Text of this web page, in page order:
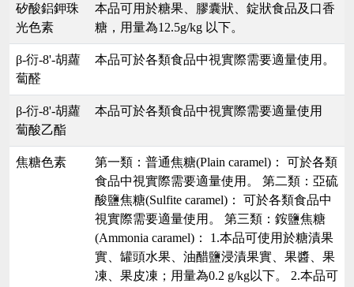
矽酸鋁鉀珠
光色素
本品可用於糖果、膠囊狀、錠狀食品及口香
糖，用量為12.5g/kg 以下。
β-衍-8'-胡蘿
蔔醛
本品可於各類食品中視實際需要適量使用。
β-衍-8'-胡蘿
蔔酸乙酯
本品可於各類食品中視實際需要適量使用
焦糖色素
第一類：普通焦糖(Plain caramel)： 可於各類
食品中視實際需要適量使用。 第二類：亞硫
酸鹽焦糖(Sulfite caramel)： 可於各類食品中
視實際需要適量使用。 第三類：銨鹽焦糖
(Ammonia caramel)： 1.本品可使用於糖漬果
實、罐頭水果、油醋鹽浸漬果實、果醬、果
凍、果皮凍；用量為0.2 g/kg以下。 2.本品可